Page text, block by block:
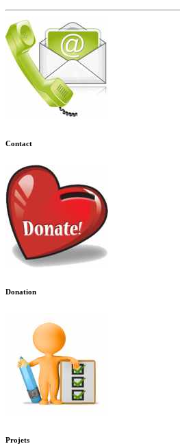
Contact
Donation
Projets